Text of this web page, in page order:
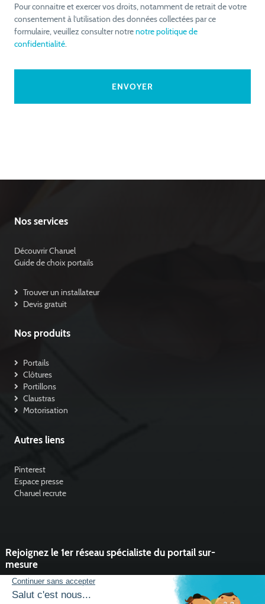
Pour connaitre et exercer vos droits, notamment de retrait de votre
consentement à l’utilisation des données collectées par ce
formulaire, veuillez consulter notrenotre politique de
confidentialité.
Nos services
Découvrir Charuel
Guide de choix portails
Trouver un installateur
Devis gratuit
Nos produits
Portails
Clôtures
Portillons
Claustras
Motorisation
Autres liens
Pinterest
Espace presse
Charuel recrute
Rejoignez le 1er réseau spécialiste du portail sur-
mesure
Vous souhaitez développer l'activité portail de votre entreprise ?